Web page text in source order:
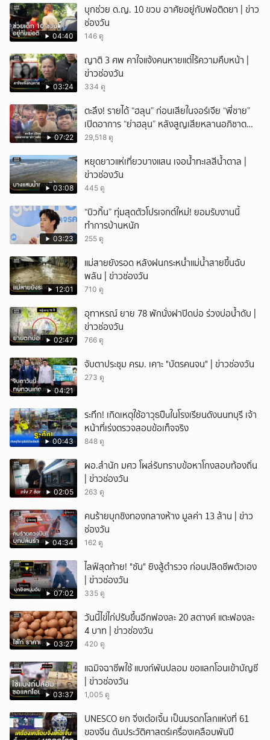
04:40
บุกช่วย ด.ญ. 10 ขวบ อาศัยอยู่กับพ่อติดยา | ข่าว
ช่องวัน
146 ดู
03:24
ญาติ 3 ศพ คาใจแจ้งคนหายแต่ไร้ความคืบหน้า |
ข่าวช่องวัน
334 ดู
07:22
ตะลึง! รายได้ “ฮลุน” ก่อนเสียในจอร์เจีย “พี่ชาย”
เปิดอาการ “ย่าฮลุน” หลังสูญเสียหลานอภิชาต
บุตร!
29,518 ดู
03:08
หยุดยาวแห่เที่ยวบางแสน เจอน้ำทะเลสีน้ำตาล |
ข่าวช่องวัน
445 ดู
03:23
“บิวกิ้น” ทุ่มสุดตัวโปรเจกต์ใหม่! ยอมรับงานนี้
ทำการบ้านหนัก
255 ดู
12:01
แม่สายยังรอด หลังฝนกระหน่ำแม่น้ำสายขึ้นฉับ
พลัน | ข่าวช่องวัน
710 ดู
02:47
อุทาหรณ์ ยาย 78 พักนั่งฝาปิดบ่อ ร่วงบ่อน้ำดับ |
ข่าวช่องวัน
766 ดู
04:21
จับตาประชุม ครม. เคาะ "บัตรคนจน" | ข่าวช่องวัน
273 ดู
00:43
ระทึก! เกิดเหตุใช้อาวุธปืuในโรงเรียนดังนนทบุรี เจ้า
หน้าที่เร่งตรวจสอบข้อเท็จจริง
848 ดู
02:05
ผอ.สำนัก มศว โผล่รับทราบข้อหาโกงสอบท้องถิ่น
| ข่าวช่องวัน
263 ดู
04:34
คนร้ายบุกชิงทองกลางห้าง มูลค่า 13 ล้าน | ข่าว
ช่องวัน
162 ดู
07:02
ไลฟ์สุดท้าย! "ซัน" ยิงสู้ตำรวจ ก่อนปลิดชีพตัวเอง
| ข่าวช่องวัน
335 ดู
03:27
วันนี้ไข่ไก่ปรับขึ้นอีกฟองละ 20 สตางค์ แตะฟองละ
4 บาท | ข่าวช่องวัน
420 ดู
03:37
แฉมิจฉาชีพใช้ แบงก์พันปลอม ขอแลกโอนเข้าบัญชี
| ข่าวช่องวัน
1,005 ดู
UNESCO ยก จิ่งเต๋อเจิ้น เป็นมรดกโลกแห่งที่ 61
ของจีน ดันประวัติศาสตร์เครื่องเคลือบพันปี
ยกเลิก